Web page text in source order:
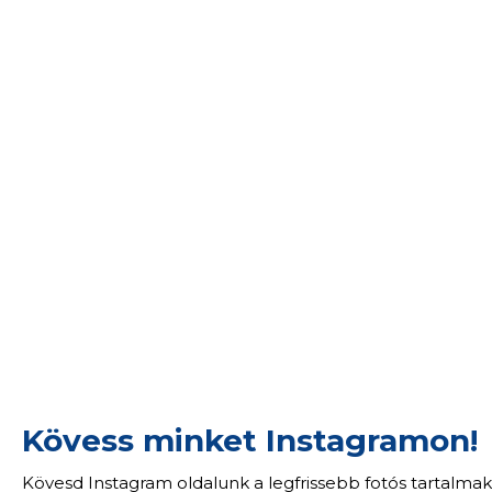
Kövess minket Instagramon!
Kövesd Instagram oldalunk a legfrissebb fotós